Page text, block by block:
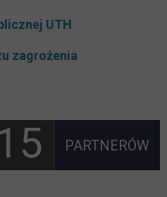
UTH
zagrożenia
PARTNERÓW